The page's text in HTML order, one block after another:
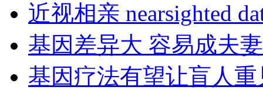
近视相亲 nearsighted
基因差异大 容易成夫妻
基因疗法有望让盲人